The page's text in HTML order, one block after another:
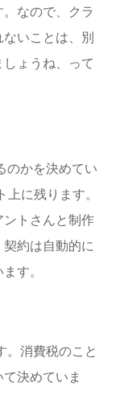
なので、クラ
いことは、別
ょうね、って
のかを決めてい
に残ります。
トさんと制作
約は自動的に
す。
。消費税のこと
決めていま